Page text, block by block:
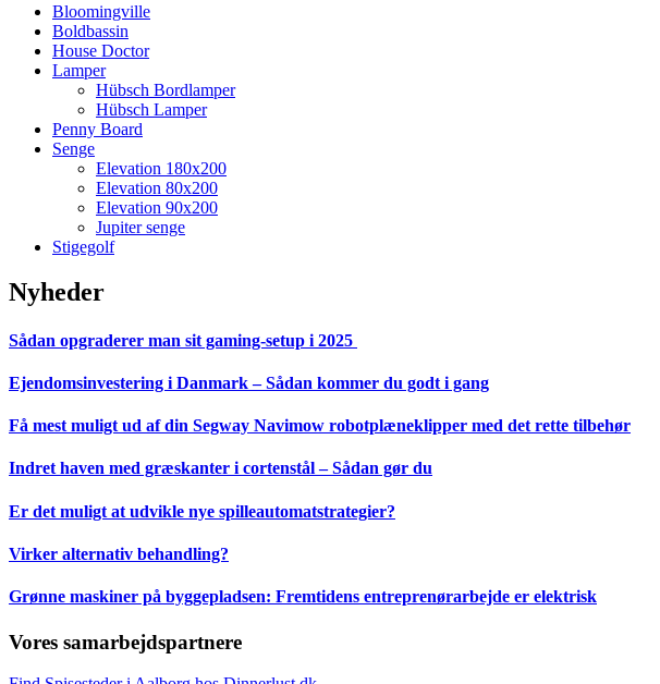
Bloomingville
Boldbassin
House Doctor
Lamper
Hübsch Bordlamper
Hübsch Lamper
Penny Board
Senge
Elevation 180x200
Elevation 80x200
Elevation 90x200
Jupiter senge
Stigegolf
Nyheder
Sådan opgraderer man sit gaming-setup i 2025
Ejendomsinvestering i Danmark – Sådan kommer du godt i gang
Få mest muligt ud af din Segway Navimow robotplæneklipper med det rette tilbehør
Indret haven med græskanter i cortenstål – Sådan gør du
Er det muligt at udvikle nye spilleautomatstrategier?
Virker alternativ behandling?
Grønne maskiner på byggepladsen: Fremtidens entreprenørarbejde er elektrisk
Vores samarbejdspartnere